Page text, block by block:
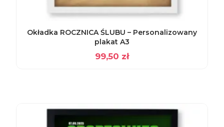
Okładka ROCZNICA ŚLUBU – Personalizowany
plakat A3
99,50 zł